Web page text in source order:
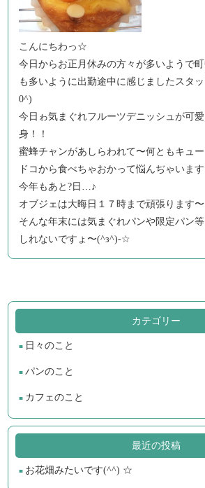
こんにちわっ☆
今日からお正月休みの方々が多いようで
も多いように出勤途中に感じましたスタッ
0^)
今日ゎ気まぐれフルーツデニッシュが可
身！！
蜜蜂チャンがあしらわれて〜何ともキュ
ドコから食べちゃおかって悩んぢゃいま
今年もあと?日…♪
オブジェは大晦日１７時まで頑張ります〜
そんな年末には気まぐれパンや限定パン
しれないですょ〜(^з^)-☆
カテゴリー
日々のこと
パンのこと
カフェのこと
最近の投稿
お花畑みたいです(^^) ☆